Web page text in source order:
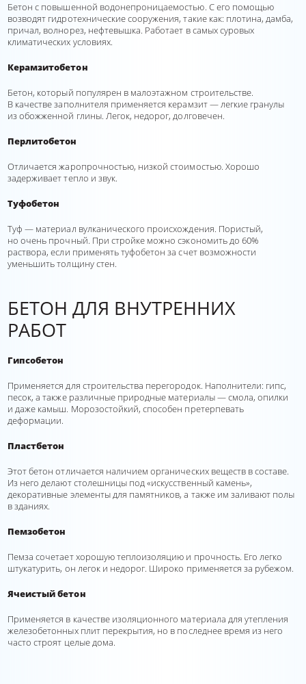
Бетон с повышенной водонепроницаемостью. С его помощью
возводят гидротехнические сооружения, такие как: плотина, дамба,
причал, волнорез, нефтевышка. Работает в самых суровых
климатических условиях.
Керамзитобетон
Бетон, который популярен в малоэтажном строительстве.
В качестве заполнителя применяется керамзит — легкие гранулы
из обожженной глины. Легок, недорог, долговечен.
Перлитобетон
Отличается жаропрочностью, низкой стоимостью. Хорошо
задерживает тепло и звук.
Туфобетон
Туф — материал вулканического происхождения. Пористый,
но очень прочный. При стройке можно сэкономить до 60%
раствора, если применять туфобетон за счет возможности
уменьшить толщину стен.
БЕТОН ДЛЯ ВНУТРЕННИХ
РАБОТ
Гипсобетон
Применяется для строительства перегородок. Наполнители: гипс,
песок, а также различные природные материалы — смола, опилки
и даже камыш. Морозостойкий, способен претерпевать
деформации.
Пластбетон
Этот бетон отличается наличием органических веществ в составе.
Из него делают столешницы под «искусственный камень»,
декоративные элементы для памятников, а также им заливают полы
в зданиях.
Пемзобетон
Пемза сочетает хорошую теплоизоляцию и прочность. Его легко
штукатурить, он легок и недорог. Широко применяется за рубежом.
Ячеистый бетон
Применяется в качестве изоляционного материала для утепления
железобетонных плит перекрытия, но в последнее время из него
часто строят целые дома.